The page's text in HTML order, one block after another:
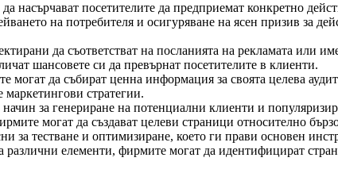
насърчават посетителите да предприемат конкретно
на потребителя и осигуряване на ясен призив за
да съответстват на посланията на рекламата или
шансовете си да превърнат посетителите в клиенти.
да събират ценна информация за своята целева
маркетингови стратегии.
начин за генериране на потенциални клиенти и
могат да създават целеви страници относително
за тестване и оптимизиране, което ги прави основен
елементи, фирмите могат да идентифицират